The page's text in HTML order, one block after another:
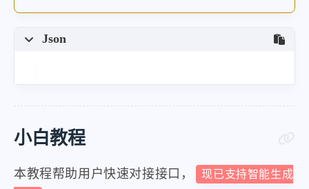
Json
小白教程
本教程帮助用户快速对接接口，
现已支持智能生成